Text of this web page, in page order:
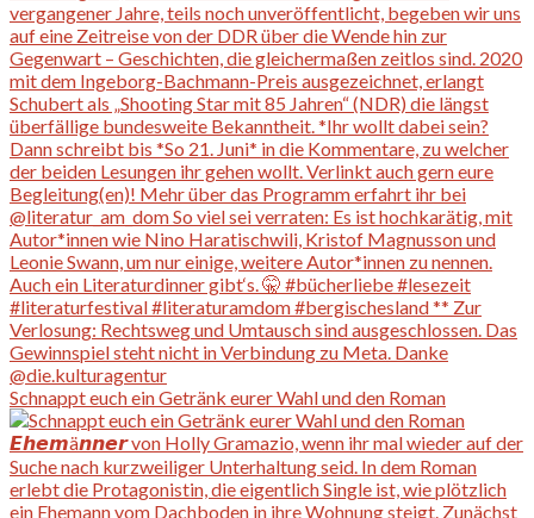
Schnappt euch ein Getränk eurer Wahl und den Roman